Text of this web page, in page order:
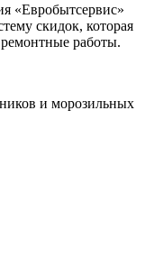
«Евробытсервис»
скидок, которая
работы.
и морозильных